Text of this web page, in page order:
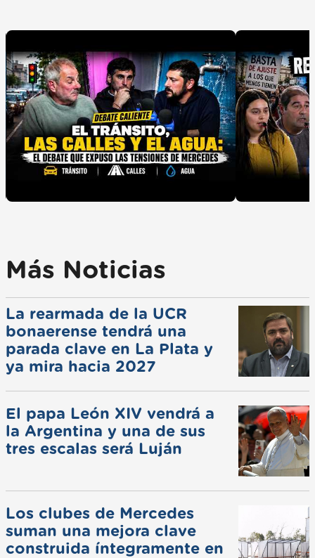
Más Noticias
La rearmada de la UCR
bonaerense tendrá una
parada clave en La Plata y
ya mira hacia 2027
El papa León XIV vendrá a
la Argentina y una de sus
tres escalas será Luján
Los clubes de Mercedes
suman una mejora clave
construida íntegramente en